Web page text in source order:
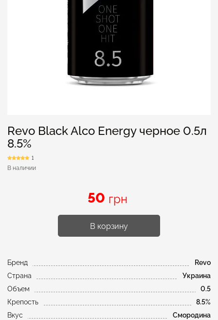
Revo Black Alco Energy черное 0.5л
8.5%
1
В наличии
50 грн
В корзину
Бренд
Revo
Страна
Украина
Объем
0.5
Крепость
8.5%
Вкус
Смородина